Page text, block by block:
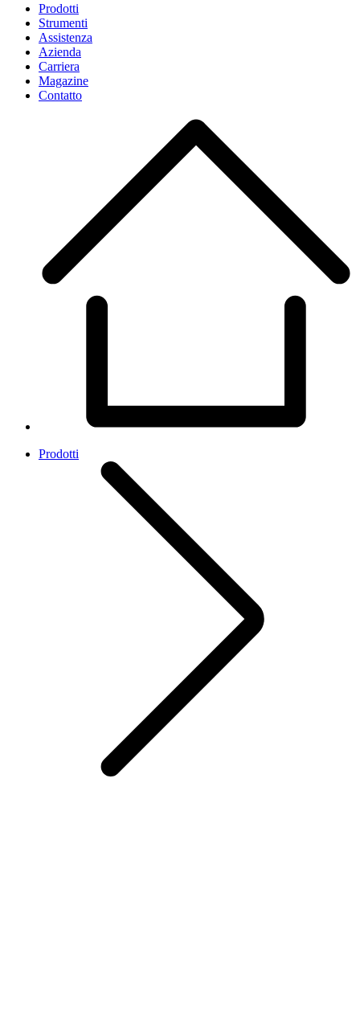
Prodotti
Strumenti
Assistenza
Azienda
Carriera
Magazine
Contatto
Prodotti